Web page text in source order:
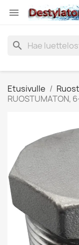

search
Etusivulle
RUOSTUMATON,